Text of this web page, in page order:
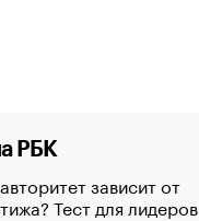
РБК
зависит от
Тест для лидеров